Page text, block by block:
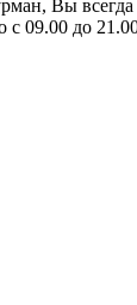
Вы
с 09.00 до